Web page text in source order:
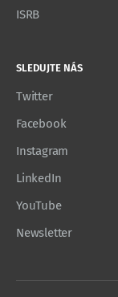
ISRB
SLEDUJTE NÁS
Twitter
Facebook
Instagram
LinkedIn
YouTube
Newsletter